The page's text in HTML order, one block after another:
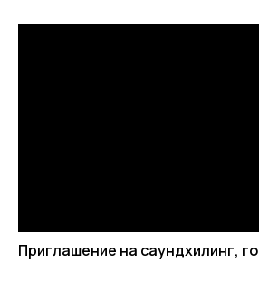
Приглашение на саундхилинг,